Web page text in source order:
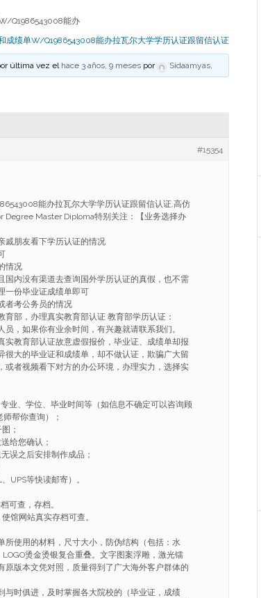
Q1986543008能办
成绩单W/Q1986543008能办拉瓦尔大学学历认证跟留信认证
última vez el hace 3 años, 9 meses por Sidaamyas.
#15354
能办拉瓦尔大学学历认证跟留信认证,高仿
Degree Master Diploma特别关注：【业务选择办
戚朋友看下学历认证的情况
情况
国内没有渠道去查询国外学历认证的真假，也不需
一份毕业证成绩单即可
者考公务员的情况
部，办理真实教育部认证 教育部学历认证：
，如果你有业余时间，有兴趣就请联系我们。
实教育部认证故意虚假报价，毕业证、成绩单却报
很大的毕业证和成绩单，却不做认证，欺骗广大留
或者视频看下对方的办公环境，办理实力，选择实
业、学位、毕业时间等（如信息不确定可以咨询顾
帮你查询）；
；
给您确认；
误之后安排制作成品；
UPS等快读邮寄）。
可查，存档。
馆网站真实存档可查。
所使用的材料，尺寸大小，防伪结构（包括：水
烫金烫银复合重叠。文字图案浮雕，激光镭
原版本文凭对照，质量得到了广大海外客户群体的
与时俱进，及时掌握各大院校的（毕业证，成绩